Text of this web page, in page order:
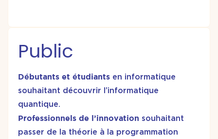
Public
Débutants et étudiants en informatique
souhaitant découvrir l’informatique
quantique.
Professionnels de l’innovation souhaitant
passer de la théorie à la programmation